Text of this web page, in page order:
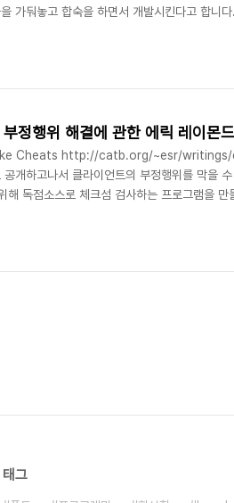
가둬놓고 합숙을 하면서 개발시킨다고 합니
작도 이론상 벌어질 수도 있습니다. 소규모의
비스보다 사람들이 더 좋아할 수도 있습니다.
정행위 해결에 관한 에릭 레이몬
Cheats http://catb.org/~esr/writings/
개하고나서 클라이언트의 부정행위를 막을
해 독점소스로 체크섬 검사하는 프로그램을 만
어야된다고 합니다. 그게 바로 암호학자들이
태그